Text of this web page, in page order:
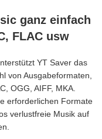
ganz einfach
FLAC usw
YT Saver das
von Ausgabeformaten,
OGG, AIFF, MKA.
erforderlichen Formate
verlustfreie Musik auf